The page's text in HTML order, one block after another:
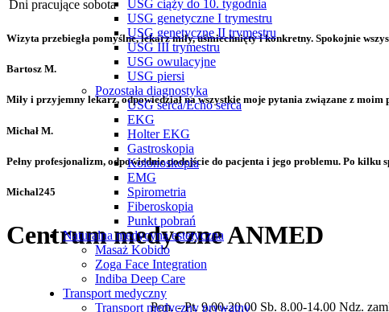
USG ciąży do 10. tygodnia
USG genetyczne I trymestru
USG genetyczne II trymestru
USG III trymestru
USG owulacyjne
USG piersi
Pozostała diagnostyka
USG serca/Echo serca
EKG
Holter EKG
Gastroskopia
Kolonoskopia
EMG
Spirometria
Fiberoskopia
Punkt pobrań
Naturalna medycyna estetyczna
Masaż Kobido
Zoga Face Integration
Indiba Deep Care
Transport medyczny
Transport medyczny prywatny
Dni pracujące sobota
Wizyta przebiegła pomyślne, lekarz miły, uśmiechnięty i konkretny. Spokojnie
Bartosz M.
Miły i przyjemny lekarz, odpowiedział na wszystkie moje pytania związane z
Michał M.
Pełny profesjonalizm, odpowiednie podejście do pacjenta i jego problemu. Po kilku
Michal245
Centrum medyczne ANMED
Prywatne centrum medyczne świadczące usługi w zakresie
ultrasonograficzna.
Godziny otwarcia placówki Pon. - Pt. 9.00-20.00 Sb. 8.00-14.00 Ndz.